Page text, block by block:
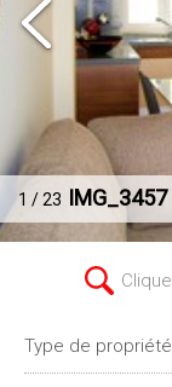
1 / 23 IMG_3457
Type de propriété